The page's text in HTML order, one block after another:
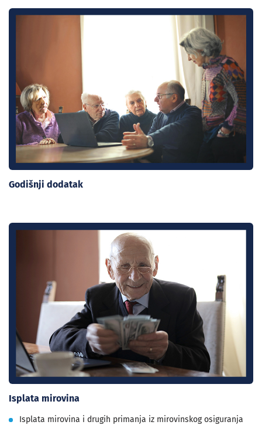
Godišnji dodatak
Isplata mirovina
Isplata mirovina i drugih primanja iz mirovinskog osiguranja